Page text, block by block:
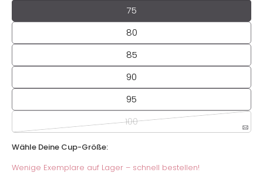
Wähle Dein Unterbrustband 75
80
85
90
95
100
Wähle Deine Cup-Größe:
Wenige Exemplare auf Lager – schnell bestellen!